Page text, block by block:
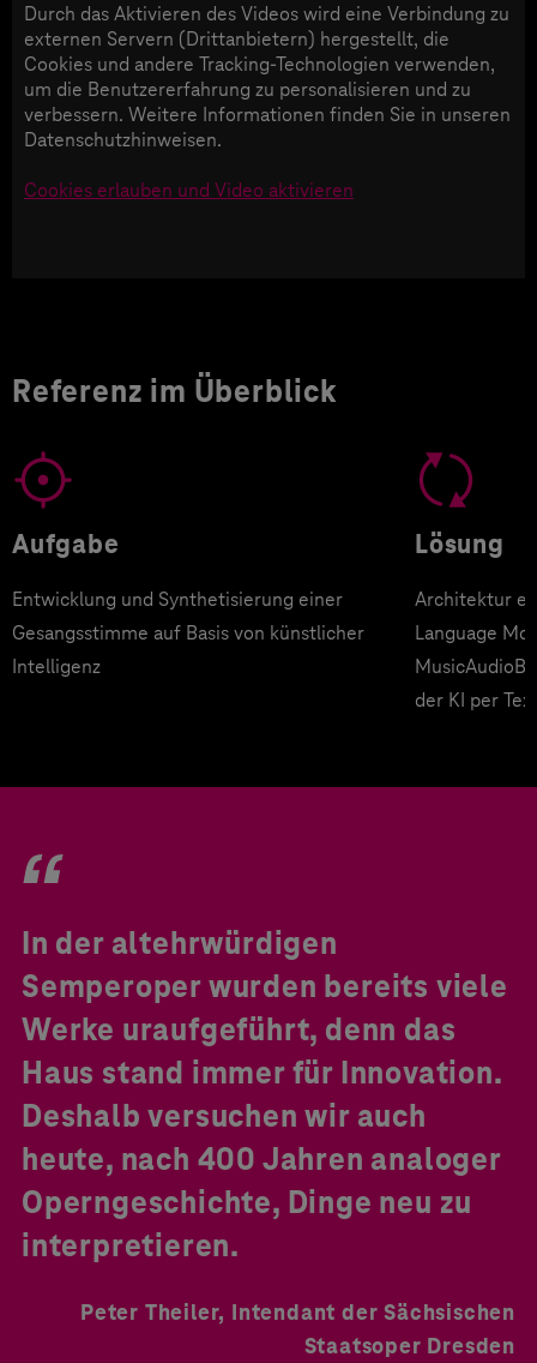
Durch das Aktivieren des Videos wird eine Verbindung zu
externen Servern (Drittanbietern) hergestellt, die
Cookies und andere Tracking-Technologien verwenden,
um die Benutzererfahrung zu personalisieren und zu
verbessern. Weitere Informationen finden Sie in unseren
Datenschutzhinweisen.
Cookies erlauben und Video aktivieren
Referenz im Überblick
Aufgabe
Entwicklung und Synthetisierung einer
Gesangsstimme auf Basis von künstlicher
Intelligenz
Lösung
Architektur
Language
der KI per
In der altehrwürdigen
Semperoper wurden bereits viele
Werke uraufgeführt, denn das
Haus stand immer für Innovation.
Deshalb versuchen wir auch
heute, nach 400 Jahren analoger
Operngeschichte, Dinge neu zu
interpretieren.
Peter Theiler, Intendant der Sächsischen
Staatsoper Dresden